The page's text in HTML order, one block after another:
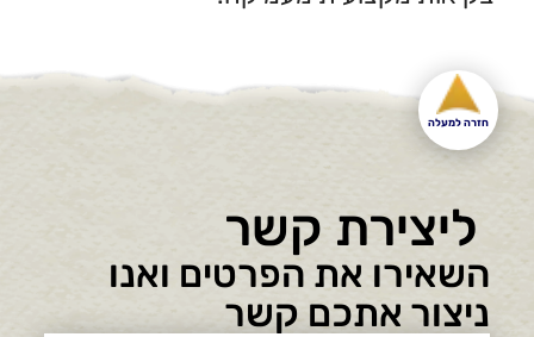
חזרה למעלה
ליצירת קשר
השאירו את הפרטים ואנו
ניצור אתכם קשר